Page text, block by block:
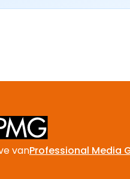
vanProfessional Media